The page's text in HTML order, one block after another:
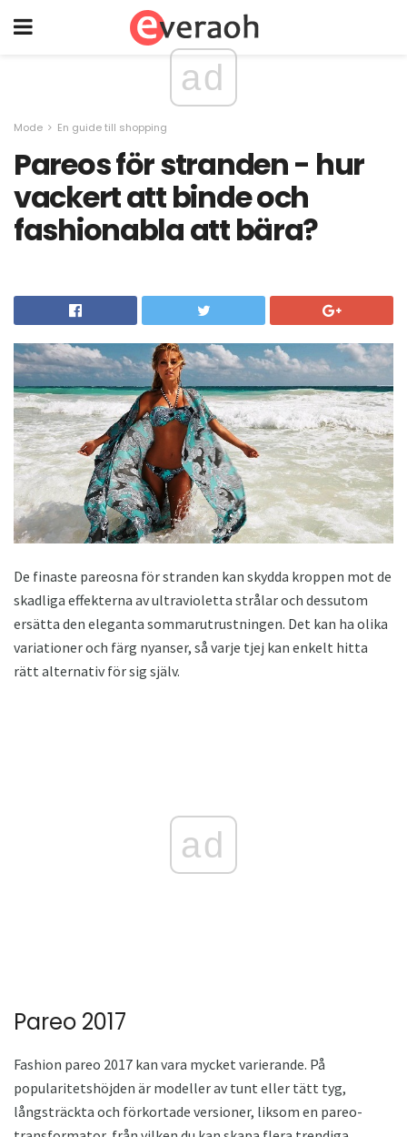
ad
Mode En guide till shopping
Pareos för stranden - hur
vackert att binde och
fashionabla att bära?
De finaste pareosna för stranden kan skydda kroppen mot de
skadliga effekterna av ultravioletta strålar och dessutom
ersätta den eleganta sommarutrustningen. Det kan ha olika
variationer och färg nyanser, så varje tjej kan enkelt hitta
rätt alternativ för sig själv.
ad
Pareo 2017
Fashion pareo 2017 kan vara mycket varierande. På
popularitetshöjden är modeller av tunt eller tätt tyg,
långsträckta och förkortade versioner, liksom en pareo-